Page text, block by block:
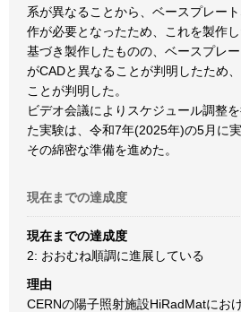
系が異なることから、ベースプレー
作が必要となったため、これを製作
基づき製作したものの、ベースプレ
がCADと異なることが判明したため
ことが判明した。
ビデオ会議によりスケジュール調整
た実験は、令和7年(2025年)の5月に
その綿密な準備を進めた。
現在までの達成度
現在までの達成度
2: おおむね順調に進展している
理由
CERNの陽子照射施設HiRadMatにお